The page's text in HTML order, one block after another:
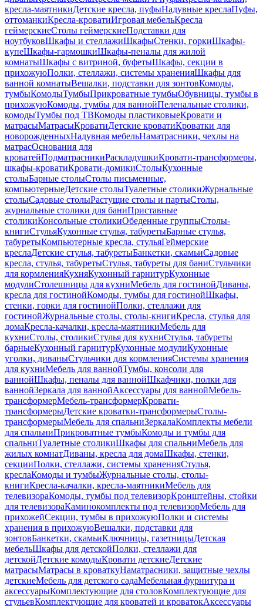
кресла-маятникиДетские кресла, пуфыНадувные креслаПуфы,
оттоманкиКресла-кроватиИгровая мебельКресла
геймерскиеСтолы геймерскиеПодставки для
ноутбуковШкафы и стеллажиШкафыСтенки, горкиШкафы-
купеШкафы-гармошкиШкафы-пеналы для жилой
комнатыШкафы с витриной, буфетыШкафы, секции в
прихожуюПолки, стеллажи, системы храненияШкафы для
ванной комнатыВешалки, подставки для зонтовКомоды,
тумбыКомодыТумбыПрикроватные тумбыОбувницы, тумбы в
прихожуюКомоды, тумбы для ваннойПеленальные столики,
комодыТумбы под ТВКомоды пластиковыеКровати и
матрасыМатрасыКроватиДетские кроватиКроватки для
новорожденныхНадувная мебельНаматрасники, чехлы на
матрасОснования для
кроватейПодматрасникиРаскладушкиКровати-трансформеры,
шкафы-кроватиКровати-домикиСтолыКухонные
столыБарные столыСтолы письменные,
компьютерныеДетские столыТуалетные столикиЖурнальные
столыСадовые столыРастущие столы и партыСтолы,
журнальные столики для баниПриставные
столикиКонсольные столикиОбеденные группыСтолы-
книгиСтульяКухонные стулья, табуретыБарные стулья,
табуретыКомпьютерные кресла, стульяГеймерские
креслаДетские стулья, табуретыБанкетки, скамьиСадовые
кресла, стулья, табуретыСтулья, табуреты для баниСтульчики
для кормленияКухняКухонный гарнитурКухонные
модулиСтолешницы для кухниМебель для гостинойДиваны,
кресла для гостинойКомоды, тумбы для гостинойШкафы,
стенки, горки для гостинойПолки, стеллажи для
гостинойЖурнальные столы, столы-книгиКресла, стулья для
домаКресла-качалки, кресла-маятникиМебель для
кухниСтолы, столикиСтулья для кухниСтулья, табуреты
барныеКухонный гарнитурКухонные модулиКухонные
уголки, диваныСтульчики для кормленияСистемы хранения
для кухниМебель для ваннойТумбы, консоли для
ваннойШкафы, пеналы для ваннойШкафчики, полки для
ваннойЗеркала для ваннойАксессуары для ваннойМебель-
трансформерМебель-трансформерКровати-
трансформерыДетские кроватки-трансформерыСтолы-
трансформерыМебель для спальниЗеркалаКомплекты мебели
для спальниПрикроватные тумбыКомоды и тумбы для
спальниТуалетные столикиШкафы для спальниМебель для
жилых комнатДиваны, кресла для домаШкафы, стенки,
секцииПолки, стеллажи, системы храненияСтулья,
креслаКомоды и тумбыЖурнальные столы, столы-
книгиКресла-качалки, кресла-маятникиМебель для
телевизораКомоды, тумбы под телевизорКронштейны, стойки
для телевизораКаминокомплекты под телевизорМебель для
прихожейСекции, тумбы в прихожуюПолки и системы
хранения в прихожуюВешалки, подставки для
зонтовБанкетки, скамьиКлючницы, газетницыДетская
мебельШкафы для детскойПолки, стеллажи для
детскойДетские комодыКровати детскиеДетские
матрасыМатрасы в кроваткуНаматрасники, защитные чехлы
детскиеМебель для детского садаМебельная фурнитура и
аксессуарыКомплектующие для столовКомплектующие для
стульевКомплектующие для кроватей и кроватокАксессуары